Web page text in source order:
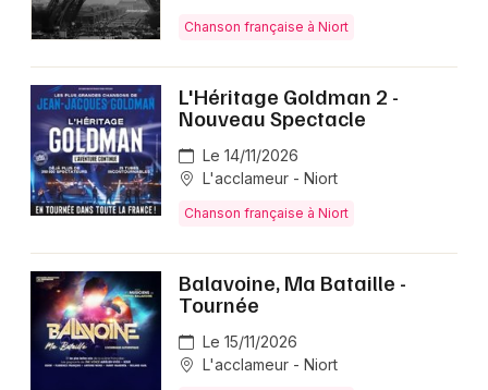
Chanson française à Niort
L'Héritage Goldman 2 -
Nouveau Spectacle
Le 14/11/2026
L'acclameur - Niort
Chanson française à Niort
Balavoine, Ma Bataille -
Tournée
Le 15/11/2026
L'acclameur - Niort